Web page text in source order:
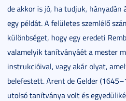
de akkor is jó, ha tudjuk, hányadán
egy példát. A felületes szemlélő
különbséget, hogy egy eredeti
valamelyik tanítványáét a mester
instrukcióival, vagy akár olyat,
belefestett. Arent de Gelder
utolsó tanítványa volt és